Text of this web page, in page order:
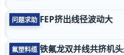
问题求助 FEP挤出线径波动大
氟塑料缆 铁氟龙双并线共挤机头